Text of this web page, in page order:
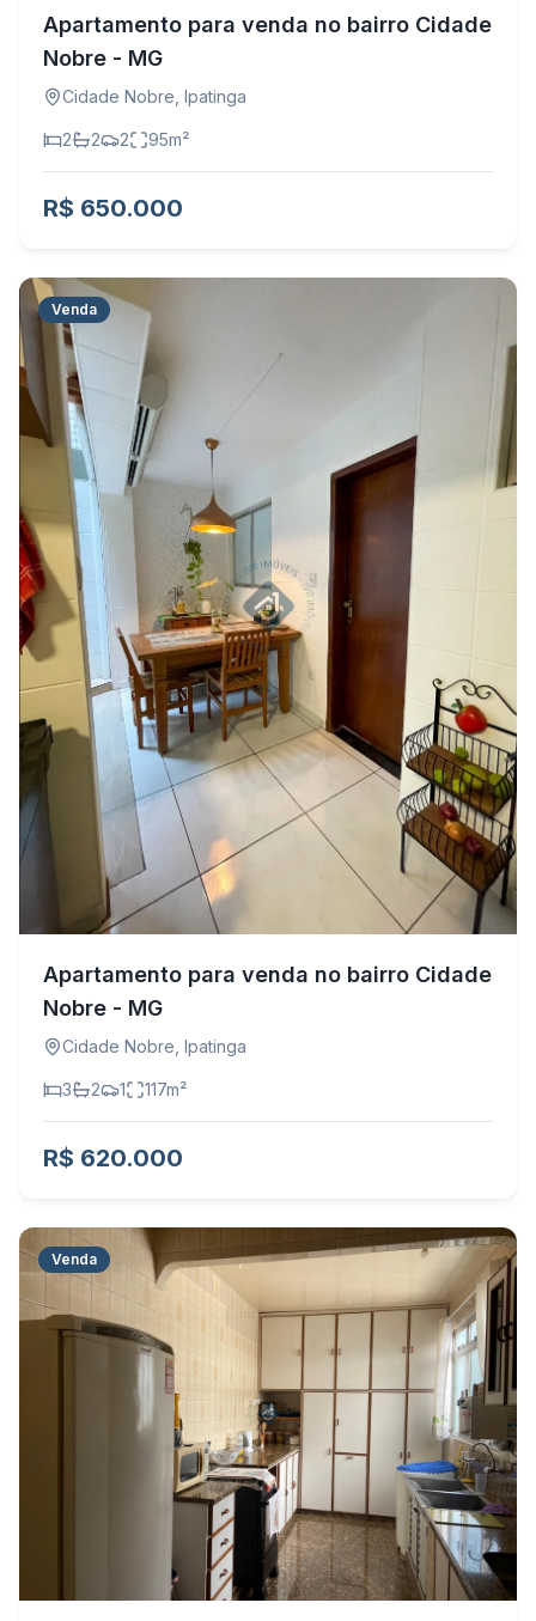
Apartamento para venda no bairro Cidade
Nobre - MG
Cidade Nobre Ipatinga
2 2 2 95m²
R$ 650.000
Venda
Apartamento para venda no bairro Cidade
Nobre - MG
Cidade Nobre, Ipatinga
3 2 1 117m²
R$ 620.000
Venda